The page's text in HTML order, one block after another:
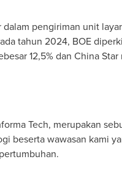
dalam pengiriman unit
tahun 2024, BOE
12,5% dan China Star
Tech, merupakan
beserta wawasan kami